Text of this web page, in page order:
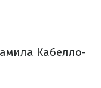
Кабелло-